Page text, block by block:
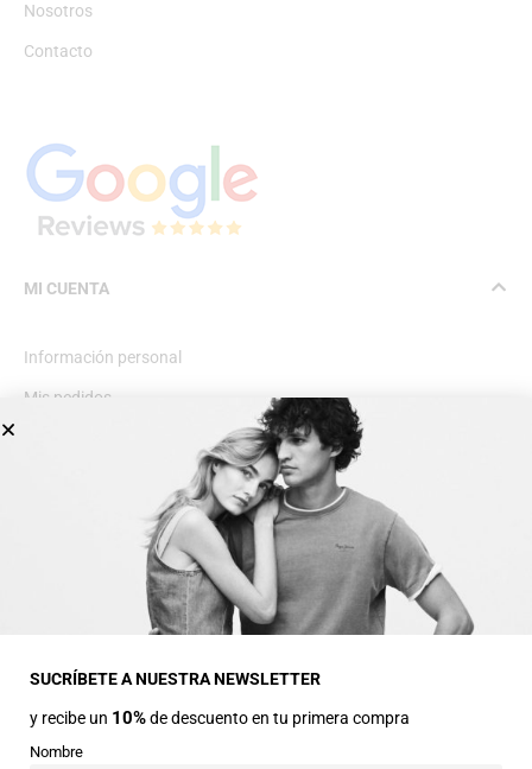
Nosotros
Contacto
MI CUENTA
Información personal
Mis pedidos
INFORMACIÓN GENERAL
22330 Ainsa (Huesca)
Teléfonos
974 50 00 43
SUCRÍBETE A NUESTRA NEWSLETTER
y recibe un 10%de descuento en tu primera compra
Nombre